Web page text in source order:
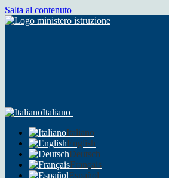
Salta al contenuto
Italiano
Italiano
English
Deutsch
Français
Español